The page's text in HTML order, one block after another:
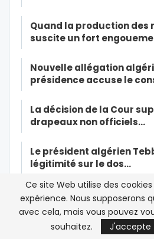
Quand la production des
suscite un fort
Nouvelle allégation
présidence accuse le
La décision de la Cour
drapeaux non officiels…
Le président algérien
légitimité sur le dos…
Malika Lahnait: Royal Air
« préserver sa trésorerie
L’étudiante marocaine
Ce site Web utilise des
expérience. Nous supposerons
avec cela, mais vous pouvez
souhaitez.
J'accepte